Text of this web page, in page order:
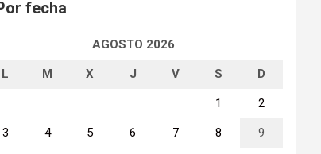
fecha
AGOSTO 2026
L M X J V S D
1 2
3 4 5 6 7 8 9